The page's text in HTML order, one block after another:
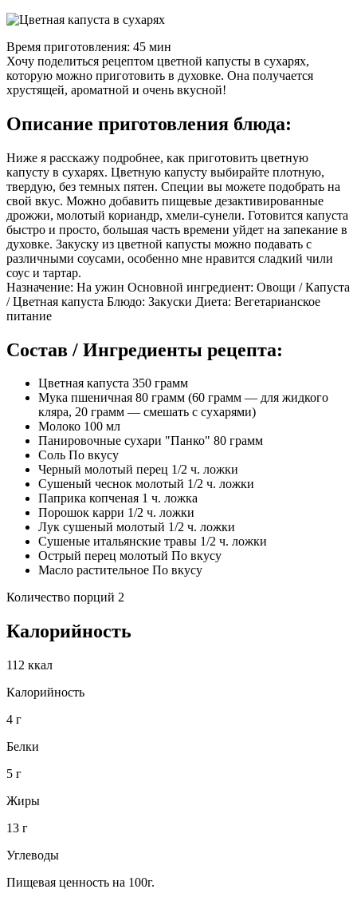
Время приготовления: 45 мин
Хочу поделиться рецептом цветной капусты в сухарях,
которую можно приготовить в духовке. Она получается
хрустящей, ароматной и очень вкусной!
Описание приготовления блюда:
Ниже я расскажу подробнее, как приготовить цветную
капусту в сухарях. Цветную капусту выбирайте плотную,
твердую, без темных пятен. Специи вы можете подобрать на
свой вкус. Можно добавить пищевые дезактивированные
дрожжи, молотый кориандр, хмели-сунели. Готовится капуста
быстро и просто, большая часть времени уйдет на запекание в
духовке. Закуску из цветной капусты можно подавать с
различными соусами, особенно мне нравится сладкий чили
соус и тартар.
Назначение: На ужин Основной ингредиент: Овощи / Капуста
/ Цветная капуста Блюдо: Закуски Диета: Вегетарианское
питание
Состав / Ингредиенты рецепта:
Цветная капуста 350 грамм
Мука пшеничная 80 грамм (60 грамм — для жидкого
кляра, 20 грамм — смешать с сухарями)
Молоко 100 мл
Панировочные сухари "Панко" 80 грамм
Соль По вкусу
Черный молотый перец 1/2 ч. ложки
Сушеный чеснок молотый 1/2 ч. ложки
Паприка копченая 1 ч. ложка
Порошок карри 1/2 ч. ложки
Лук сушеный молотый 1/2 ч. ложки
Сушеные итальянские травы 1/2 ч. ложки
Острый перец молотый По вкусу
Масло растительное По вкусу
Количество порций 2
Калорийность
112 ккал
Калорийность
4 г
Белки
5 г
Жиры
13 г
Углеводы
Пищевая ценность на 100г.